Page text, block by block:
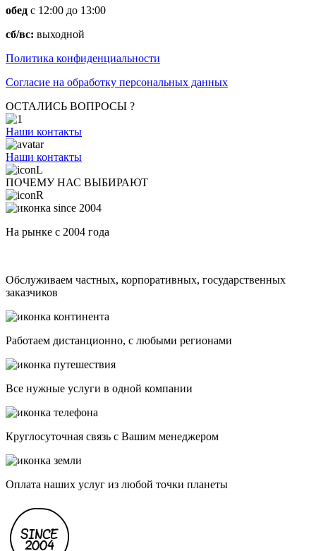
обед с 12:00 до 13:00
сб/вс: выходной
Политика конфиденциальности
Согласие на обработку персональных данных
ОСТАЛИСЬ ВОПРОСЫ ?
Наши контакты
Наши контакты
ПОЧЕМУ НАС ВЫБИРАЮТ
На рынке с 2004 года
Обслуживаем частных, корпоративных, государственных
заказчиков
Работаем дистанционно, с любыми регионами
Все нужные услуги в одной компании
Круглосуточная связь с Вашим менеджером
Оплата наших услуг из любой точки планеты